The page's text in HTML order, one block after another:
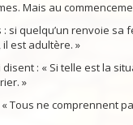
Mais au
si quelqu’un renvoie sa
est adultère. »
: « Si telle est la
»
Tous ne comprennent